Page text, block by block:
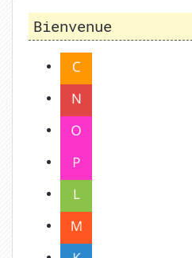
Bienvenue